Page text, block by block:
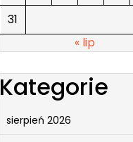
31
« lip
Kategorie
sierpień 2026